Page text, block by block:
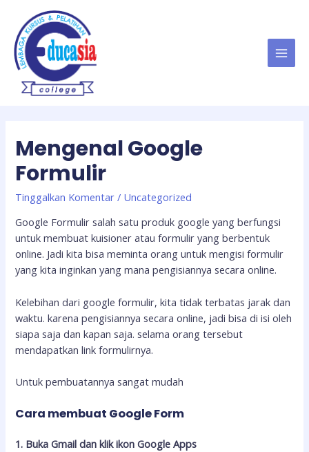
konten
Mengenal Google
Formulir
Tinggalkan Komentar / Uncategorized
Google Formulir salah satu produk google yang berfungsi
untuk membuat kuisioner atau formulir yang berbentuk
online. Jadi kita bisa meminta orang untuk mengisi formulir
yang kita inginkan yang mana pengisiannya secara online.
Kelebihan dari google formulir, kita tidak terbatas jarak dan
waktu. karena pengisiannya secara online, jadi bisa di isi oleh
siapa saja dan kapan saja. selama orang tersebut
mendapatkan link formulirnya.
Untuk pembuatannya sangat mudah
Cara membuat Google Form
1. Buka Gmail dan klik ikon Google Apps